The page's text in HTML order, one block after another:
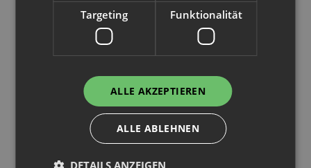
Palettenregal Traversen Typ KAT, B-Ware
Palettenregal
Targeting Funktionalität
ALLE AKZEPTIEREN
ALLE ABLEHNEN
DETAILS ANZEIGEN